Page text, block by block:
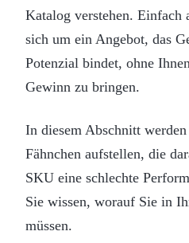
Katalog verstehen. Einfach
sich um ein Angebot, das
Potenzial bindet, ohne
Gewinn zu bringen.
In diesem Abschnitt
Fähnchen aufstellen, die
SKU eine schlechte
Sie wissen, worauf Sie in
müssen.